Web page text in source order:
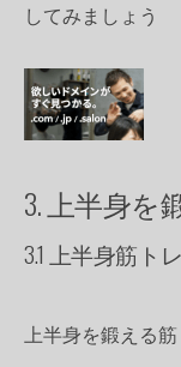
してみましょう
3. 上半身を
3.1 上半身筋ト
上半身を鍛える筋